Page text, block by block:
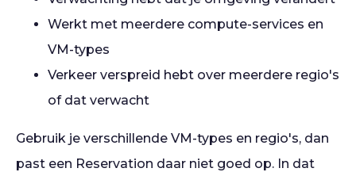
Werkt met meerdere compute-services en
VM-types
Verkeer verspreid hebt over meerdere regio's
of dat verwacht
Gebruik je verschillende VM-types en regio's, dan
past een Reservation daar niet goed op. In dat